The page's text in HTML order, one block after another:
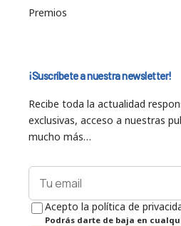
Premios
¡Suscríbete a nuestra newsletter!
Recibe toda la actualidad
exclusivas, acceso a nuestras
mucho más…
Acepto la política de
Podrás darte de baja en